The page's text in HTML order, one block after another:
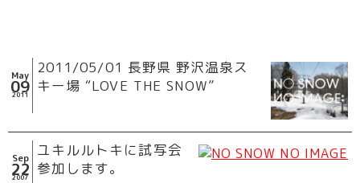
May
09
2011
2011/05/01 長野県 野沢温泉ス
キー場 “LOVE THE SNOW”
Sep
22
2007
ユキルルトキに試写会
参加します。